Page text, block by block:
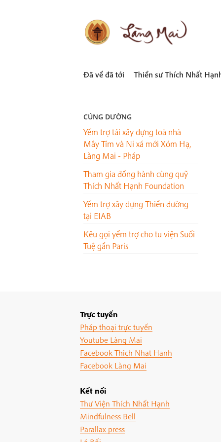
LÀNG MAI
Đã về đã tới Thiền sư Thích Nhất
CÚNG DƯỜNG
Yểm trợ tái xây dựng toà nhà
Mây Tím và Ni xá mới Xóm Hạ,
Làng Mai - Pháp
Tham gia đồng hành cùng quỹ
Thích Nhất Hạnh Foundation
Yểm trợ xây dựng Thiền đường
tại EIAB
Kêu gọi yểm trợ cho tu viện Suối
Tuệ gần Paris
Trực tuyến
Pháp thoại trực tuyến
Youtube Làng Mai
Facebook Thich Nhat Hanh
Facebook Làng Mai
Kết nối
Thư Viện Thích Nhất Hạnh
Mindfulness Bell
Parallax press